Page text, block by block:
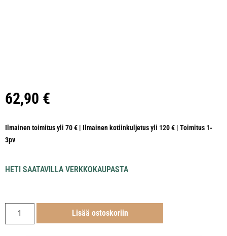
62,90 €
Ilmainen toimitus yli 70 € | Ilmainen kotiinkuljetus yli 120 € | Toimitus 1-
3pv
HETI SAATAVILLA VERKKOKAUPASTA
Lisää ostoskoriin